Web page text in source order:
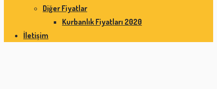
Diğer Fiyatlar
Kurbanlık Fiyatları 2020
İletişim